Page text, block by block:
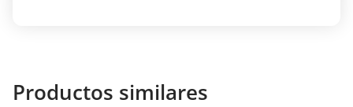
Productos similares